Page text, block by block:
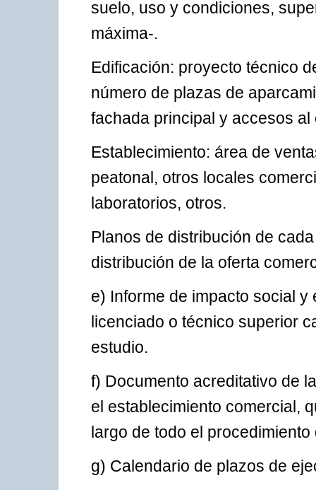
suelo, uso y condiciones,
máxima-.
Edificación: proyecto técnico
número de plazas de
fachada principal y accesos al
Establecimiento: área de
peatonal, otros locales
laboratorios, otros.
Planos de distribución de
distribución de la oferta
e) Informe de impacto social
licenciado o técnico superior
estudio.
f) Documento acreditativo de
el establecimiento comercial,
largo de todo el
g) Calendario de plazos de